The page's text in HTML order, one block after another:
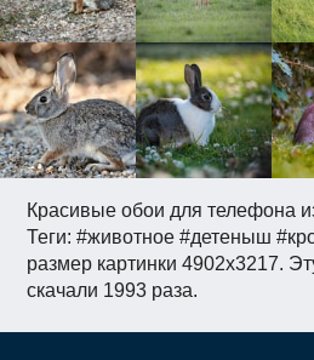
Красивые обои для телефона
Теги: #животное #детеныш
размер картинки 4902x3217.
скачали 1993 раза.